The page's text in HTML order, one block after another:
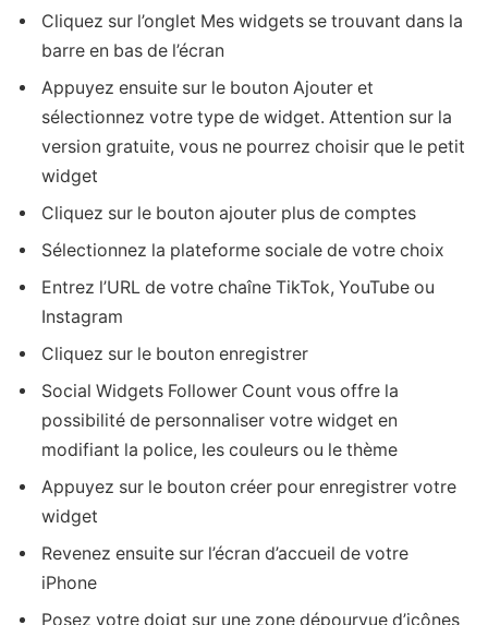
Cliquez sur l’onglet Mes widgets se trouvant dans la
barre en bas de l’écran
Appuyez ensuite sur le bouton Ajouter et
sélectionnez votre type de widget. Attention sur la
version gratuite, vous ne pourrez choisir que le petit
widget
Cliquez sur le bouton ajouter plus de comptes
Sélectionnez la plateforme sociale de votre choix
Entrez l’URL de votre chaîne TikTok, YouTube ou
Instagram
Cliquez sur le bouton enregistrer
Social Widgets Follower Count vous offre la
possibilité de personnaliser votre widget en
modifiant la police, les couleurs ou le thème
Appuyez sur le bouton créer pour enregistrer votre
widget
Revenez ensuite sur l’écran d’accueil de votre
iPhone
Posez votre doigt sur une zone dépourvue d’icônes